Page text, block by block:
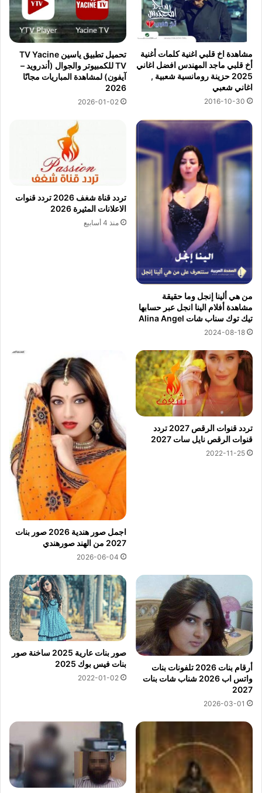
مشاهدة اخ قلبي اغنية كلمات أغنية
أخ قلبي ماجد المهندس افضل اغاني
2025 حزينة رومانسية شعبية ,
اغاني شعبي
2016-10-30
تحميل تطبيق ياسين TV Yacine
TV للكمبيوتر والجوال (أندرويد –
آيفون) لمشاهدة المباريات مجانًا
2026
2026-01-02
من هي ألينا إنجل وما حقيقة
مشاهدة أفلام الينا انجل عبر حسابها
تيك توك سناب شات Alina Angel
2024-08-18
تردد قناة شغف 2026 تردد قنوات
الاعلانات المثيرة 2026
منذ 4 أسابيع
تردد قنوات الرقص 2027 تردد
قنوات الرقص نايل سات 2027
2022-11-25
اجمل صور هندية 2026 صور بنات
2027 من الهند صورهندي
2026-06-04
أرقام بنات 2026 تلفونات بنات
واتس اب 2026 شناب شات بنات
2027
2026-03-01
صور بنات عارية 2025 ساخنة صور
بنات فيس بوك 2025
2022-01-02